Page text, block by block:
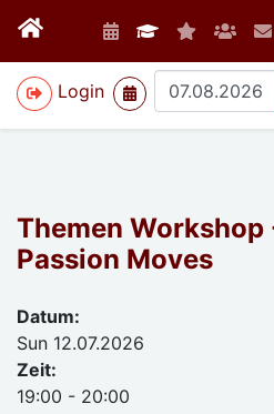
Login
>
Themen Workshop
Passion Moves
Datum:
Sun 12.07.2026
Zeit:
19:00 - 20:00